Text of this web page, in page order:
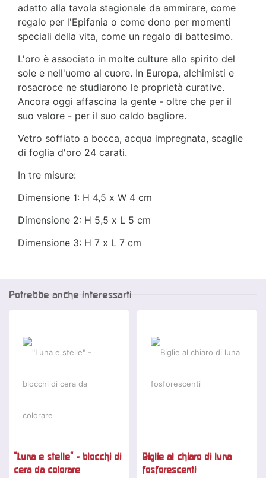
adatto alla tavola stagionale da ammirare, come
regalo per l'Epifania o come dono per momenti
speciali della vita, come un regalo di battesimo.
L'oro è associato in molte culture allo spirito del
sole e nell'uomo al cuore. In Europa, alchimisti e
rosacroce ne studiarono le proprietà curative.
Ancora oggi affascina la gente - oltre che per il
suo valore - per il suo caldo bagliore.
Vetro soffiato a bocca, acqua impregnata, scaglie
di foglia d'oro 24 carati.
In tre misure:
Dimensione 1: H 4,5 x W 4 cm
Dimensione 2: H 5,5 x L 5 cm
Dimensione 3: H 7 x L 7 cm
Potrebbe anche interessarti
"Luna e stelle" - blocchi di
cera da colorare
Biglie al chiaro di luna
fosforescenti